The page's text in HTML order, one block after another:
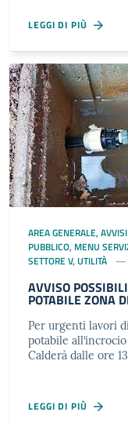
LEGGI DI PIÙ
AREA GENERALE,
PUBBLICO, MENU
SETTORE V, UTILITÀ
AVVISO
POTABILE ZONA
Per urgenti lavori
potabile
Calderà dalle ore
LEGGI DI PIÙ